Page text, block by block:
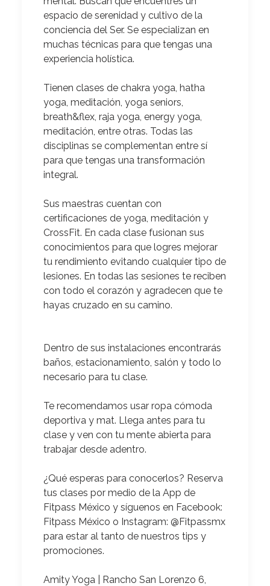
espacio de serenidad y cultivo de la
conciencia del Ser. Se especializan en
muchas técnicas para que tengas una
experiencia holística.
Tienen clases de chakra yoga, hatha
yoga, meditación, yoga seniors,
breath&flex, raja yoga, energy yoga,
meditación, entre otras. Todas las
disciplinas se complementan entre sí
para que tengas una transformación
integral.
Sus maestras cuentan con
certificaciones de yoga, meditación y
CrossFit. En cada clase fusionan sus
conocimientos para que logres mejorar
tu rendimiento evitando cualquier tipo de
lesiones. En todas las sesiones te reciben
con todo el corazón y agradecen que te
hayas cruzado en su camino.
Dentro de sus instalaciones encontrarás
baños, estacionamiento, salón y todo lo
necesario para tu clase.
Te recomendamos usar ropa cómoda
deportiva y mat. Llega antes para tu
clase y ven con tu mente abierta para
trabajar desde adentro.
¿Qué esperas para conocerlos? Reserva
tus clases por medio de la App de
Fitpass México y síguenos en Facebook:
Fitpass México o Instagram: @Fitpassmx
para estar al tanto de nuestros tips y
promociones.
Amity Yoga | Rancho San Lorenzo 6,